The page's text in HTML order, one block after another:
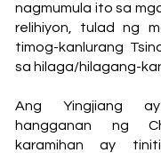
nagmumula ito sa
relihiyon, tulad ng
timog-kanlurang
sa hilaga/hilagang-
Ang Yingjiang
hangganan ng
karamihan ay